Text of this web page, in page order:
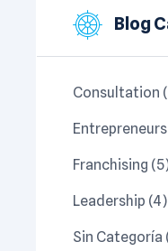
Blog
Consultation
Entrepreneurs
Franchising
Leadership (4)
Sin Categoría